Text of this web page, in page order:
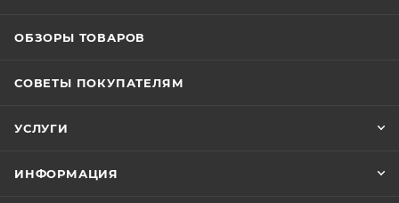
ОБЗОРЫ ТОВАРОВ
СОВЕТЫ ПОКУПАТЕЛЯМ
УСЛУГИ
ИНФОРМАЦИЯ